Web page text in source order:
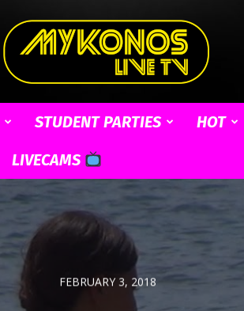
Live
STUDENT PARTIES HOT
LIVECAMS
FEBRUARY 3, 2018